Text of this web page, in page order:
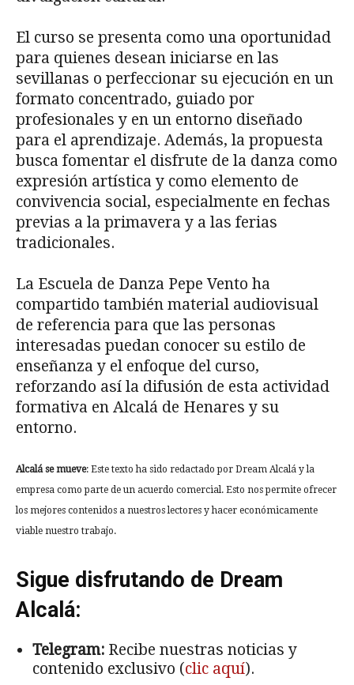
El curso se presenta como una oportunidad
para quienes desean iniciarse en las
sevillanas o perfeccionar su ejecución en un
formato concentrado, guiado por
profesionales y en un entorno diseñado
para el aprendizaje. Además, la propuesta
busca fomentar el disfrute de la danza como
expresión artística y como elemento de
convivencia social, especialmente en fechas
previas a la primavera y a las ferias
tradicionales.
La Escuela de Danza Pepe Vento ha
compartido también material audiovisual
de referencia para que las personas
interesadas puedan conocer su estilo de
enseñanza y el enfoque del curso,
reforzando así la difusión de esta actividad
formativa en Alcalá de Henares y su
entorno.
Alcalá se mueve: Este texto ha sido redactado por Dream Alcalá y la
empresa como parte de un acuerdo comercial. Esto nos permite ofrecer
los mejores contenidos a nuestros lectores y hacer económicamente
viable nuestro trabajo.
Sigue disfrutando de Dream
Alcalá:
Telegram: Recibe nuestras noticias y
contenido exclusivo (clic aquí).